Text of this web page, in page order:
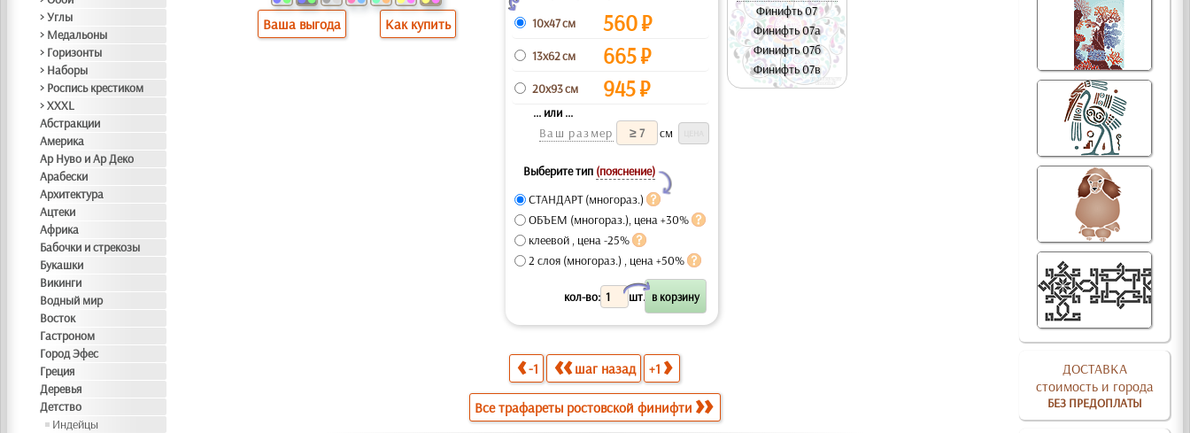
> Углы
> Медальоны
> Горизонты
> Наборы
> Роспись крестиком
> XXXL
Абстракции
Америка
Ар Нуво и Ар Деко
Арабески
Архитектура
Ацтеки
Африка
Бабочки и стрекозы
Букашки
Викинги
Водный мир
Восток
Гастроном
Город Эфес
Греция
Деревья
Детство
Индейцы
ДОСТАВКА
стоимость и города
БЕЗ ПРЕДОПЛАТЫ
Ваша выгода Как купить
10x47 см
560₽
13x62 см 665₽
20x93 см 945₽
... или ...
Ваш размер
см
Выберите тип (пояснение)
Y
СТАНДАРТ (многораз.)
ОБЪЕМ (многораз.), цена +30%
клеевой , цена -25%
2 слоя (многораз.) , цена +50%
кол-во: шт.
X
Финифть 07
Финифть 07а
Финифть 07б
Финифть 07в
-1 шаг назад +1
Все трафареты ростовской финифти